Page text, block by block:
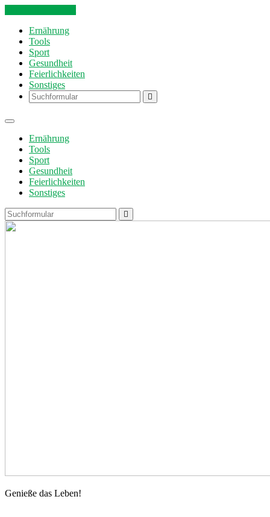
Ernährung
Tools
Sport
Gesundheit
Feierlichkeiten
Sonstiges
Search
Ernährung
Tools
Sport
Gesundheit
Feierlichkeiten
Sonstiges
Search
Leben
Genieße das Leben!